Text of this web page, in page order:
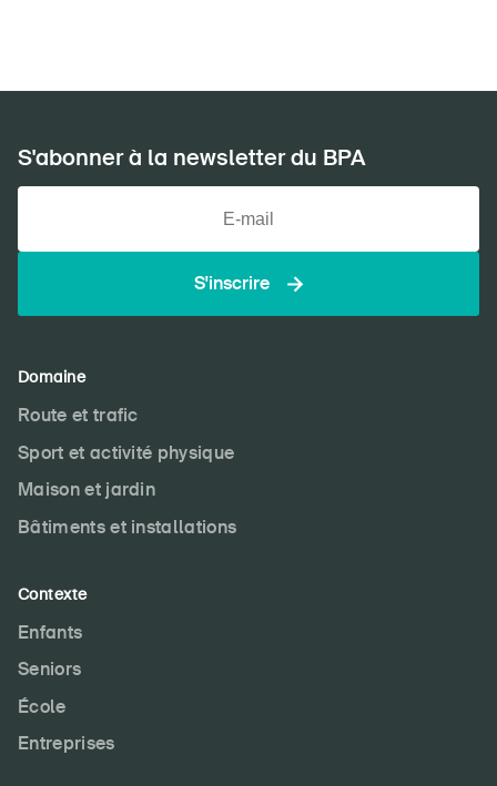
S'abonner à la newsletter du BPA
S'inscrire
Domaine
Route et trafic
Sport et activité physique
Maison et jardin
Bâtiments et installations
Contexte
Enfants
Seniors
École
Entreprises